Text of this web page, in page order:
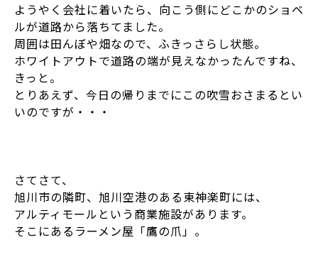
ようやく会社に着いたら、向こう側にどこかのショベ
ルが道路から落ちてました。
周囲は田んぼや畑なので、ふきっさらし状態。
ホワイトアウトで道路の端が見えなかったんですね、
きっと。
とりあえず、今日の帰りまでにこの吹雪おさまるとい
いのですが・・・
さてさて、
旭川市の隣町、旭川空港のある東神楽町には、
アルティモールという商業施設があります。
そこにあるラーメン屋「鷹の爪」。